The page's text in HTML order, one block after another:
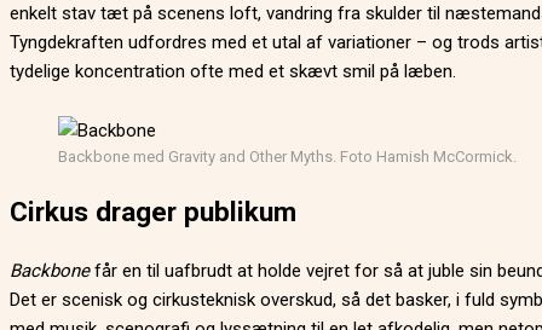
enkelt stav tæt på scenens loft, vandring fra skulder til
Tyngdekraften udfordres med et utal af variationer – og trods
tydelige koncentration ofte med et skævt smil på læben.
Backbone med Gravity and Other Myths. Foto Hamish McCormick.
Cirkus drager publikum
Backbonefår en til uafbrudt at holde vejret for så at juble sin
Det er scenisk og cirkusteknisk overskud, så det basker, i fuld